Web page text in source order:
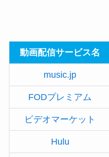
動画配信サービス名
music.jp
FODプレミアム
ビデオマーケット
Hulu